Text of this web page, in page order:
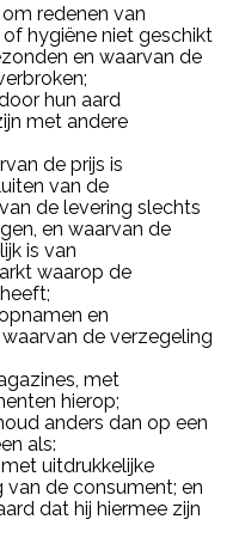
redenen van
hygiëne niet geschikt
en waarvan de
hun aard
met andere
de prijs is
van de
de levering slechts
en waarvan de
is van
waarop de
en
de verzegeling
met
hierop;
anders dan op een
als:
uitdrukkelijke
de consument; en
dat hij hiermee zijn